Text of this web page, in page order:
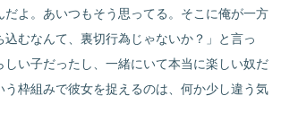
だよ。あいつもそう思ってる。そこに俺が一方
込むなんて、裏切行為じゃないか？」と言っ
しい子だったし、一緒にいて本当に楽しい奴だ
う枠組みで彼女を捉えるのは、何か少し違う気